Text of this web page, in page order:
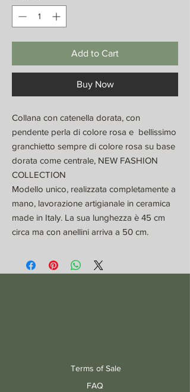
Add to Cart
Buy Now
Collana con catenella dorata, con
pendente perla di colore rosa e bellissimo
granchietto sempre di colore rosa su base
dorata come centrale, NEW FASHION
COLLECTION
Modello unico, realizzata completamente a
mano, lavorazione artigianale in ceramica
made in Italy. La sua lunghezza è 45 cm
circa ma con anellini arriva a 50 cm.
Terms of Sale
FAQ